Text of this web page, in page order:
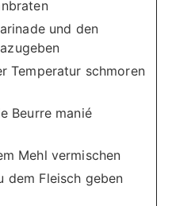
und den
Temperatur schmoren
Beurre manié
Mehl vermischen
dem Fleisch geben